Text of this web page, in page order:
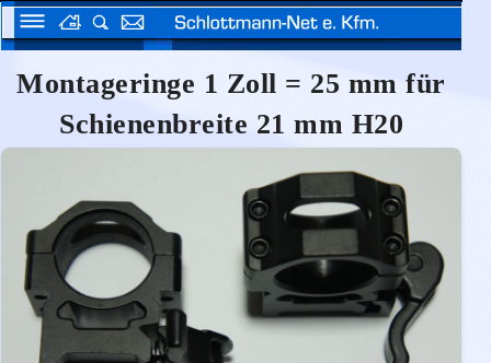
Montageringe 1 Zoll = 25 mm für
Schienenbreite 21 mm H20